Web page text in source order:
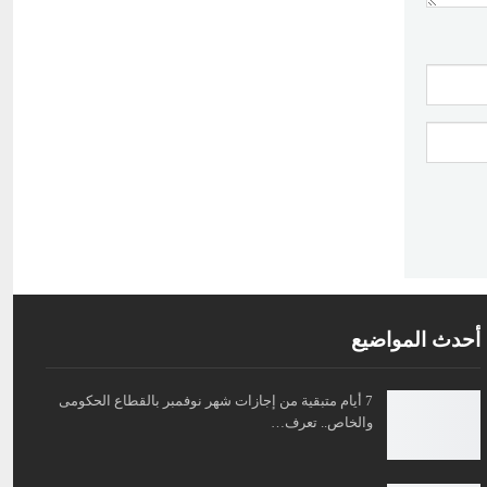
أحدث المواضيع
7 أيام متبقية من إجازات شهر نوفمبر بالقطاع الحكومى
والخاص.. تعرف…